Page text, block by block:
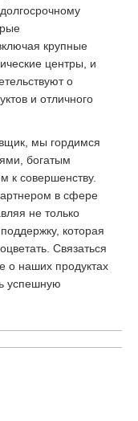
крупные
центры, и
о
и отличного
мы гордимся
богатым
к совершенству.
в сфере
не только
которая
Связаться
о наших продуктах
успешную